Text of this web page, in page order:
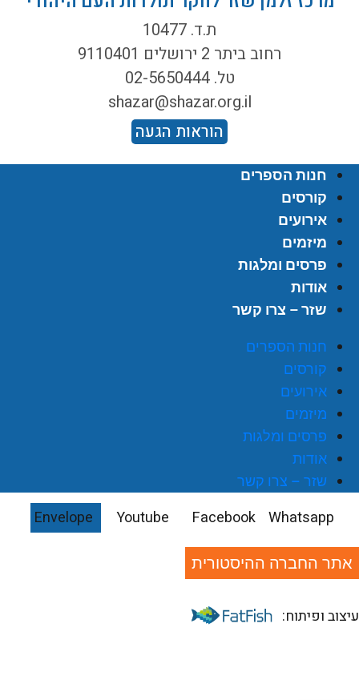
ת.ד. 10477
רחוב ביתר 2 ירושלים 9110401
טל. 02-5650444
shazar@shazar.org.il
הוראות הגעה
חנות הספרים
קורסים
אירועים
מיזמים
פרסים ומלגות
אודות
שזר – צרו קשר
חנות הספרים
קורסים
אירועים
מיזמים
פרסים ומלגות
אודות
שזר – צרו קשר
Envelope Youtube Facebook Whatsapp
אתר החברה ההיסטורית
ופיתוח: